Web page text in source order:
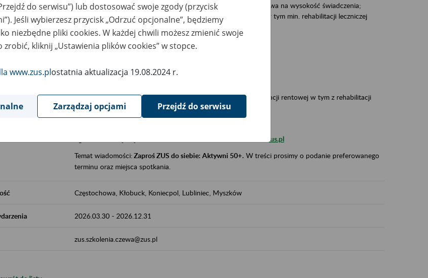
edukowania nt. systemu emerytalnego w Polsce – tego co wpływa na wysokość świadczenia;
działań z obszaru prewencji wypadkowej i prewencji rentowej w tym min. rehabilitacji leczniczej
realizowanej przez ZUS.
W ramach inicjatywy Aktywni 50+, ZUS edukuje:
jak zwiększyć emeryturę,
jak skorzystać z programów prewencji wypadkowej i prewencji rentowej w tym z rehabilitacji
leczniczej prowadzonej przez ZUS.
zus.szkolenia.czewa@zus.pl
Temat wiadomości:Zaproś ZUS do siebie: Aktywni 50+. W treści prosimy o podanie preferowanego
terminu oraz miejsca spotkania.
Częstochowa, Kłobuck, Koniecpol, Lubliniec, Myszków
2026.03.30 - 2026.12.31
zus.szkolenia.czewa@zus.pl
do serwisu”) lub dostosować swoje zgody (przycisk
Jeśli wybierzesz przycisk „Odrzuć opcjonalne”, będziemy
niezbędne pliki cookies. W każdej chwili możesz zmienić swoje
zrobić, kliknij „Ustawienia plików cookies” w stopce.
www.zus.plostatnia aktualizacja 19.08.2024 r.
Zarządzaj opcjami Przejdź do serwisu